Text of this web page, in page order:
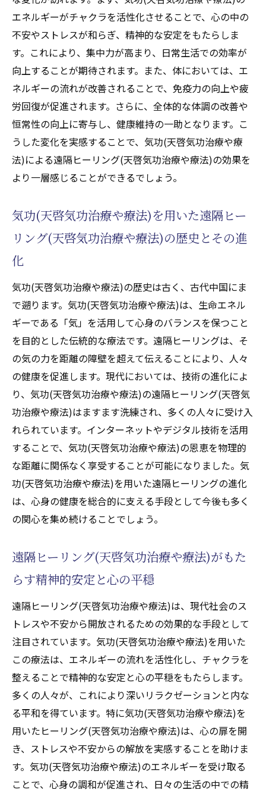
心身のバランスを整えるための気功遠隔ヒーリ
ング(天啓気功治療や療法)のステップ
心身のバランスを取るための気功(天啓気功
治療や療法)のステップ
遠隔ヒーリング(天啓気功治療や療法)の導入
気功(天啓気功治療や療法)エネルギーを効果
的に活用する方法
遠隔ヒーリング(天啓気功治療や療法)の進化
心身のバランスを整えるための継続的な実
践
気功(天啓気功治療や療法)を通じた心の浄化
気功(天啓気功治療や療法)で自己成長を促す遠
隔ヒーリングの活用法
気功(天啓気功治療や療法)を使った自己成長
の基礎理論
遠隔ヒーリング(天啓気功治療や療法)が自己
成長に役立つ理由
気功(天啓気功治療や療法)と自己成長を促進
する目標設定
自己成長をサポートする気功(天啓気功治療
や療法)メソッド
気功(天啓気功治療や療法)による遠隔ヒーリ
ング(天啓気功治療や療法)の継続的な成果
自己成長における気功(天啓気功治療や療法)
気功(天啓気功治療や療法)による遠隔ヒーリン
グで内なるエネルギーを最大限に引き出す
功治療や療法)の力
遠隔ヒーリング(天啓気功治療や療法)でエネ
ルギーを引き出すテクニック
気功(天啓気功治療や療法)によるエネルギー
活用の実践例
遠隔ヒーリング(天啓気功治療や療法)による
エネルギーの充実感
内なるエネルギーを引き出すための気功(天
啓気功治療や療法)の秘訣
気功(天啓気功治療や療法)エネルギーの活性
エネルギーがチャクラを活性化させることで、心の中の
不安やストレスが和らぎ、精神的な安定をもたらしま
す。これにより、集中力が高まり、日常生活での効率が
向上することが期待されます。また、体においては、エ
ネルギーの流れが改善されることで、免疫力の向上や疲
労回復が促進されます。さらに、全体的な体調の改善や
恒常性の向上に寄与し、健康維持の一助となります。こ
うした変化を実感することで、気功(天啓気功治療や療
法)による遠隔ヒーリング(天啓気功治療や療法)の効果を
より一層感じることができるでしょう。
気功(天啓気功治療や療法)を用いた遠隔ヒー
リング(天啓気功治療や療法)の歴史とその進
化
気功(天啓気功治療や療法)の歴史は古く、古代中国にま
で遡ります。気功(天啓気功治療や療法)は、生命エネル
ギーである「気」を活用して心身のバランスを保つこと
を目的とした伝統的な療法です。遠隔ヒーリングは、そ
の気の力を距離の障壁を超えて伝えることにより、人々
の健康を促進します。現代においては、技術の進化によ
り、気功(天啓気功治療や療法)の遠隔ヒーリング(天啓気
功治療や療法)はますます洗練され、多くの人々に受け入
れられています。インターネットやデジタル技術を活用
することで、気功(天啓気功治療や療法)の恩恵を物理的
な距離に関係なく享受することが可能になりました。気
功(天啓気功治療や療法)を用いた遠隔ヒーリングの進化
は、心身の健康を総合的に支える手段として今後も多く
の関心を集め続けることでしょう。
遠隔ヒーリング(天啓気功治療や療法)がもた
らす精神的安定と心の平穏
遠隔ヒーリング(天啓気功治療や療法)は、現代社会のス
トレスや不安から開放されるための効果的な手段として
注目されています。気功(天啓気功治療や療法)を用いた
この療法は、エネルギーの流れを活性化し、チャクラを
整えることで精神的な安定と心の平穏をもたらします。
多くの人々が、これにより深いリラクゼーションと内な
る平和を得ています。特に気功(天啓気功治療や療法)を
用いたヒーリング(天啓気功治療や療法)は、心の扉を開
き、ストレスや不安からの解放を実感することを助けま
す。気功(天啓気功治療や療法)のエネルギーを受け取る
ことで、心身の調和が促進され、日々の生活の中での精